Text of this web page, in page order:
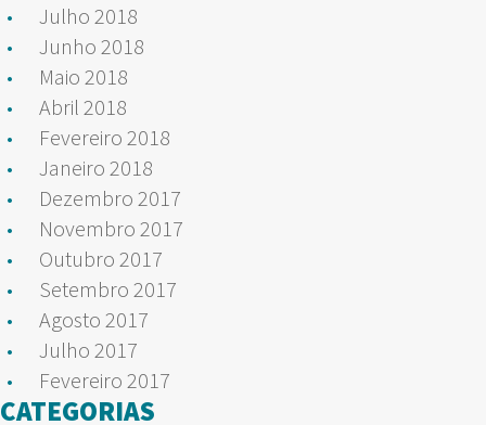
Julho 2018
Junho 2018
Maio 2018
Abril 2018
Fevereiro 2018
Janeiro 2018
Dezembro 2017
Novembro 2017
Outubro 2017
Setembro 2017
Agosto 2017
Julho 2017
Fevereiro 2017
CATEGORIAS